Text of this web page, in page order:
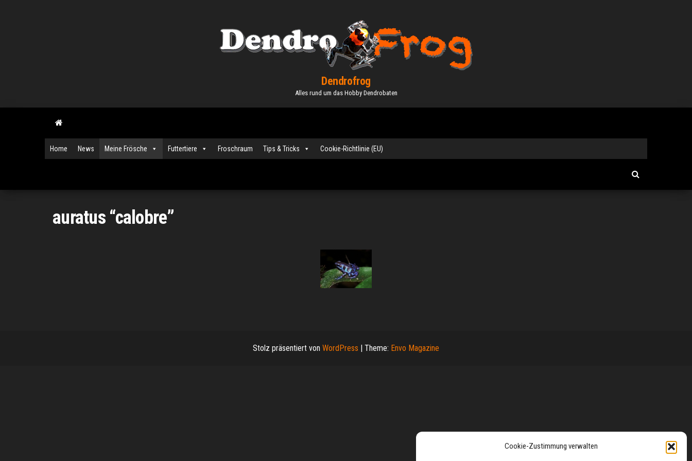
Cookie-Zustimmung verwalten
Dendrofrog
Alles rund um das Hobby Dendrobaten
Home News Meine Frösche Futtertiere Froschraum Tips & Tricks Cookie-Richtlinie (EU)
auratus “calobre”
Stolz präsentiert von WordPress | Theme: Envo Magazine